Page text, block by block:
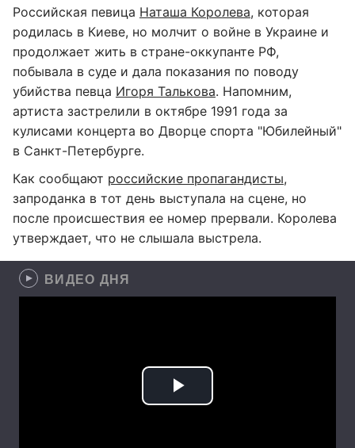
Российская певица Наташа Королева, которая
родилась в Киеве, но молчит о войне в Украине и
продолжает жить в стране-оккупанте РФ,
побывала в суде и дала показания по поводу
убийства певца Игоря Талькова. Напомним,
артиста застрелили в октябре 1991 года за
кулисами концерта во Дворце спорта "Юбилейный"
в Санкт-Петербурге.
Как сообщают российские пропагандисты,
запроданка в тот день выступала на сцене, но
после происшествия ее номер прервали. Королева
утверждает, что не слышала выстрела.
ВИДЕО ДНЯ